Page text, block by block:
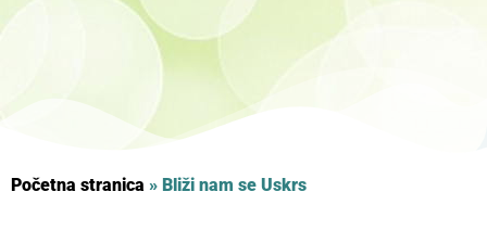
Početna stranica » Bliži nam se Uskrs